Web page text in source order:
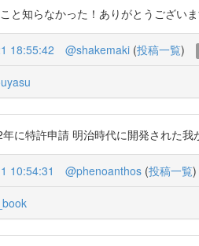
と知らなかった！ありがとうござい
18:55:42 @shakemaki (投稿一覧)
に特許申請 明治時代に開発された
10:54:31 @phenoanthos (投稿一覧)